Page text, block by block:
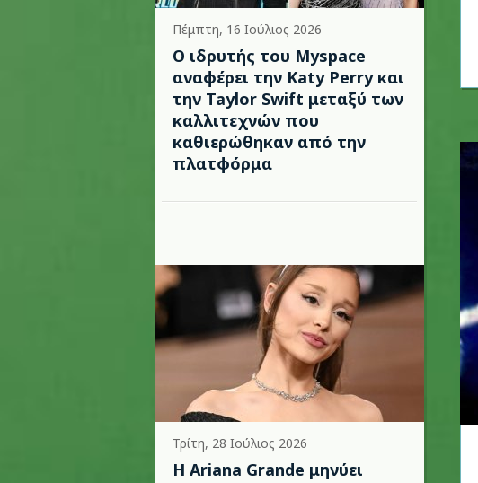
Πέμπτη, 16 Ιούλιος 2026
Ο ιδρυτής του Myspace
αναφέρει την Katy Perry και
την Taylor Swift μεταξύ των
καλλιτεχνών που
καθιερώθηκαν από την
πλατφόρμα
Τρίτη, 28 Ιούλιος 2026
Η Ariana Grande μηνύει